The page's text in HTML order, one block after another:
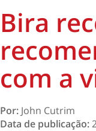
Bira
com a
Por: John Cutrim
Data de publicação: